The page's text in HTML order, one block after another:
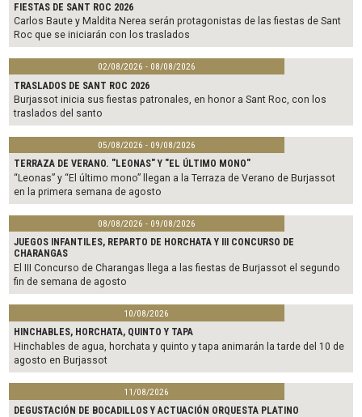
FIESTAS DE SANT ROC 2026
Carlos Baute y Maldita Nerea serán protagonistas de las fiestas de Sant
Roc que se iniciarán con los traslados
02/08/2026 - 08/08/2026
TRASLADOS DE SANT ROC 2026
Burjassot inicia sus fiestas patronales, en honor a Sant Roc, con los
traslados del santo
05/08/2026 - 09/08/2026
TERRAZA DE VERANO. "LEONAS" Y "EL ÚLTIMO MONO"
“Leonas” y “El último mono” llegan a la Terraza de Verano de Burjassot
en la primera semana de agosto
08/08/2026 - 09/08/2026
JUEGOS INFANTILES, REPARTO DE HORCHATA Y III CONCURSO DE
CHARANGAS
El III Concurso de Charangas llega a las fiestas de Burjassot el segundo
fin de semana de agosto
10/08/2026
HINCHABLES, HORCHATA, QUINTO Y TAPA
Hinchables de agua, horchata y quinto y tapa animarán la tarde del 10 de
agosto en Burjassot
11/08/2026
DEGUSTACIÓN DE BOCADILLOS Y ACTUACIÓN ORQUESTA PLATINO